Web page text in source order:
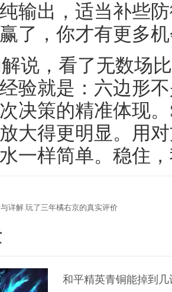
输出，适当补些
了，你才有更多
说，看了无数场
验就是：六边形
决策的精准体现
大得更明显。用
一样简单。稳住
详解 玩了三年橘右京的真实评价
和平精英青铜能掉到几